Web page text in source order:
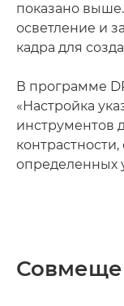
показано
осветление и
кадра для
В программе
«Настройка
инструментов
определенных